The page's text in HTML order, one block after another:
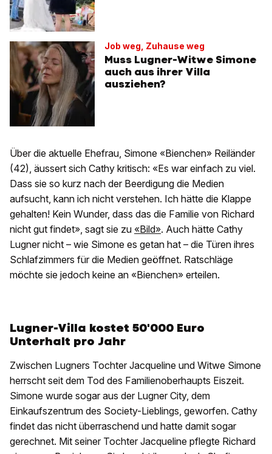
Job weg, Zuhause weg
Muss Lugner-Witwe Simone
auch aus ihrer Villa
ausziehen?
Über die aktuelle Ehefrau, Simone «Bienchen» Reiländer
(42), äussert sich Cathy kritisch: «Es war einfach zu viel.
Dass sie so kurz nach der Beerdigung die Medien
aufsucht, kann ich nicht verstehen. Ich hätte die Klappe
gehalten! Kein Wunder, dass das die Familie von Richard
nicht gut findet», sagt sie zu «Bild». Auch hätte Cathy
Lugner nicht – wie Simone es getan hat – die Türen ihres
Schlafzimmers für die Medien geöffnet. Ratschläge
möchte sie jedoch keine an «Bienchen» erteilen.
Lugner-Villa kostet 50'000 Euro
Unterhalt pro Jahr
Zwischen Lugners Tochter Jacqueline und Witwe Simone
herrscht seit dem Tod des Familienoberhaupts Eiszeit.
Simone wurde sogar aus der Lugner City, dem
Einkaufszentrum des Society-Lieblings, geworfen. Cathy
findet das nicht überraschend und hatte damit sogar
gerechnet. Mit seiner Tochter Jacqueline pflegte Richard